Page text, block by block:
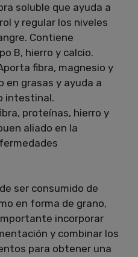
soluble que ayuda a
y regular los niveles
Contiene
B, hierro y calcio.
fibra, magnesio y
en grasas y ayuda a
intestinal.
proteínas, hierro y
aliado en la
ser consumido de
en forma de grano,
incorporar
y combinar los
para obtener una